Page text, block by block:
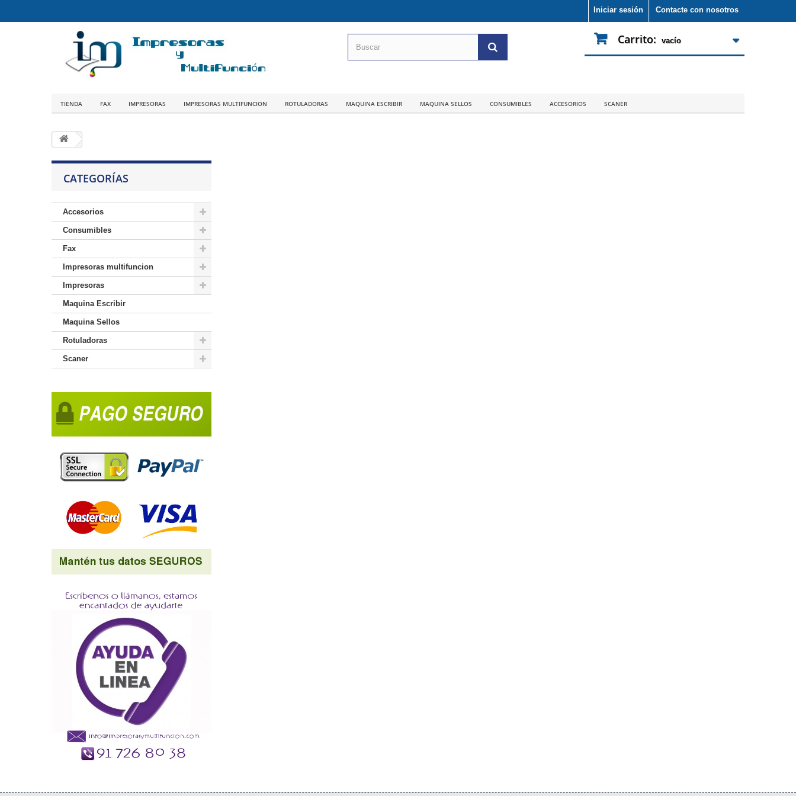
Contacte con nosotros
Iniciar sesión
Carrito: vacío
TIENDA FAX IMPRESORAS IMPRESORAS MULTIFUNCION ROTULADORAS MAQUINA ESCRIBIR MAQUINA SELLOS CONSUMIBLES ACCESORIOS SCANER
CATEGORÍAS
Accesorios
Consumibles
Fax
Impresoras multifuncion
Impresoras
Maquina Escribir
Maquina Sellos
Rotuladoras
Scaner